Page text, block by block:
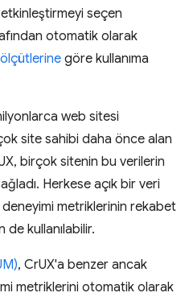
seçen
otomatik olarak
göre kullanıma
web sitesi
site sahibi daha önce alan
birçok sitenin bu verilerin
Herkese açık bir veri
deneyimi metriklerinin rekabet
de kullanılabilir.
, CrUX'a benzer ancak
metriklerini otomatik olarak